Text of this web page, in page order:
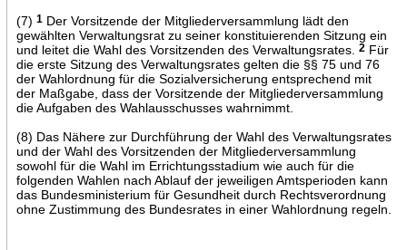
(7) 1Der Vorsitzende der Mitgliederversammlung lädt den
gewählten Verwaltungsrat zu seiner konstituierenden Sitzung ein
und leitet die Wahl des Vorsitzenden des Verwaltungsrates.
2Für
die erste Sitzung des Verwaltungsrates gelten die §§ 75 und 76
der Wahlordnung für die Sozialversicherung entsprechend mit
der Maßgabe, dass der Vorsitzende der Mitgliederversammlung
die Aufgaben des Wahlausschusses wahrnimmt.
(8) Das Nähere zur Durchführung der Wahl des Verwaltungsrates
und der Wahl des Vorsitzenden der Mitgliederversammlung
sowohl für die Wahl im Errichtungsstadium wie auch für die
folgenden Wahlen nach Ablauf der jeweiligen Amtsperioden kann
das Bundesministerium für Gesundheit durch Rechtsverordnung
ohne Zustimmung des Bundesrates in einer Wahlordnung regeln.